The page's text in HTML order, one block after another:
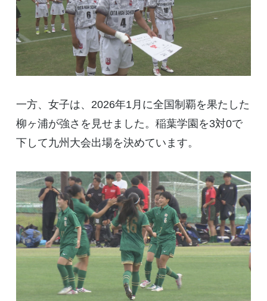
一方、女子は、2026年1月に全国制覇を果たした
柳ヶ浦が強さを見せました。稲葉学園を3対0で
下して九州大会出場を決めています。